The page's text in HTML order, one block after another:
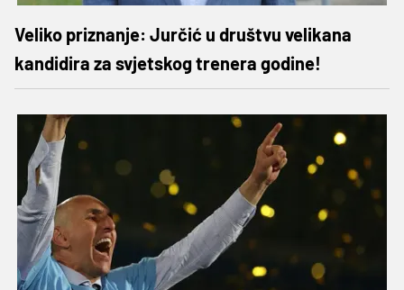
Veliko priznanje: Jurčić u društvu velikana
kandidira za svjetskog trenera godine!